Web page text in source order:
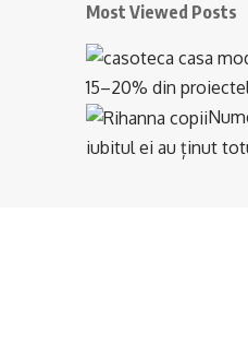
Most Viewed Posts
15–20% din
iubitul ei au ținut